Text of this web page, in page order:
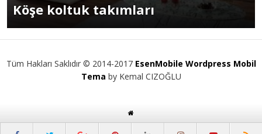
Köşe koltuk takımları
Tüm Hakları Saklıdır © 2014-2017 EsenMobile Wordpress Mobil
Tema by Kemal CIZOĞLU